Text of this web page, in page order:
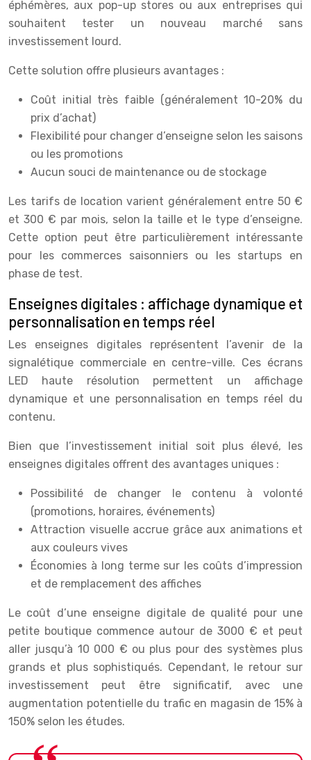
éphémères, aux pop-up stores ou aux entreprises qui
souhaitent tester un nouveau marché sans
investissement lourd.
Cette solution offre plusieurs avantages :
Coût initial très faible (généralement 10-20% du
prix d’achat)
Flexibilité pour changer d’enseigne selon les saisons
ou les promotions
Aucun souci de maintenance ou de stockage
Les tarifs de location varient généralement entre 50 €
et 300 € par mois, selon la taille et le type d’enseigne.
Cette option peut être particulièrement intéressante
pour les commerces saisonniers ou les startups en
phase de test.
Enseignes digitales : affichage dynamique et
personnalisation en temps réel
Les enseignes digitales représentent l’avenir de la
signalétique commerciale en centre-ville. Ces écrans
LED haute résolution permettent un affichage
dynamique et une personnalisation en temps réel du
contenu.
Bien que l’investissement initial soit plus élevé, les
enseignes digitales offrent des avantages uniques :
Possibilité de changer le contenu à volonté
(promotions, horaires, événements)
Attraction visuelle accrue grâce aux animations et
aux couleurs vives
Économies à long terme sur les coûts d’impression
et de remplacement des affiches
Le coût d’une enseigne digitale de qualité pour une
petite boutique commence autour de 3000 € et peut
aller jusqu’à 10 000 € ou plus pour des systèmes plus
grands et plus sophistiqués. Cependant, le retour sur
investissement peut être significatif, avec une
augmentation potentielle du trafic en magasin de 15% à
150% selon les études.